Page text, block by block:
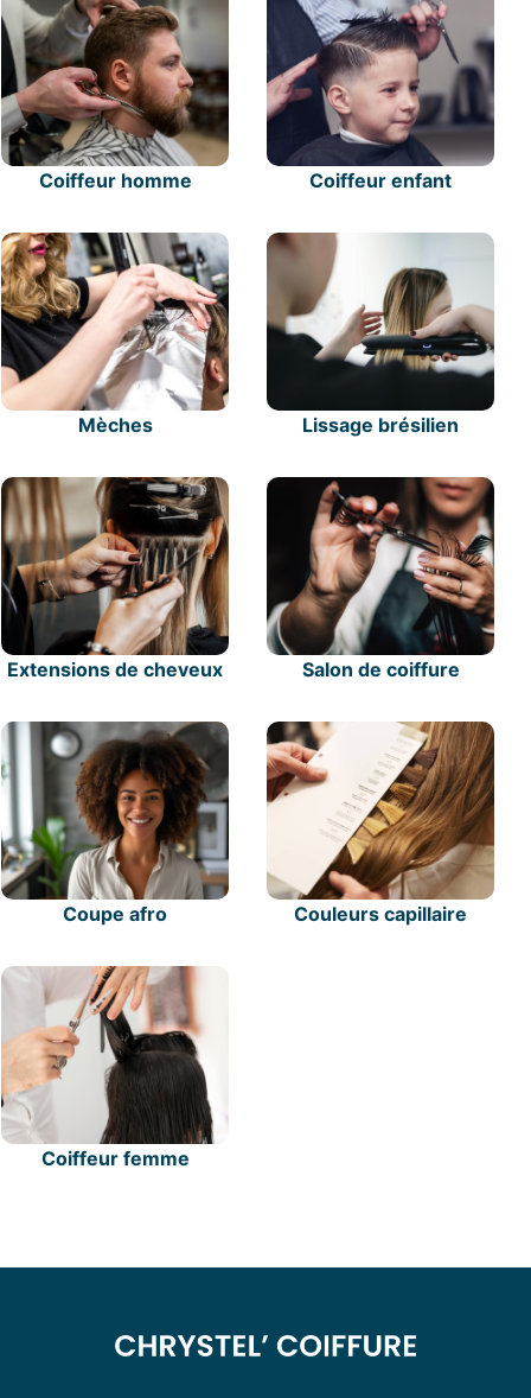
Coiffeur homme Coiffeur enfant
Mèches Lissage brésilien
Extensions de cheveux Salon de coiffure
Coupe afro Couleurs capillaire
Coiffeur femme